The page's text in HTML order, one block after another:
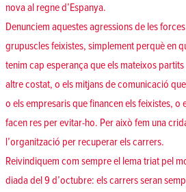
nova al regne d’Espanya.
Denunciem aquestes agressions de les
grupuscles feixistes, simplement perquè en
tenim cap esperança que els mateixos
altre costat, o els mitjans de comunicació
o els empresaris que financen els feixistes, o
facen res per evitar-ho. Per això fem una
l’organització per recuperar els carrers.
Reivindiquem com sempre el lema triat pel
diada del 9 d’octubre: els carrers seran